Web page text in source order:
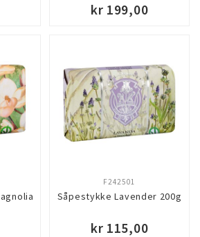
kr 199,00
Såpestykke Lavender 200g
F242501
kr 115,00